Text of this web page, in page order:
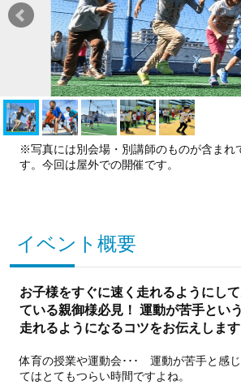
※写真には別会場・別講師のものが含まれ
す。今回は屋外での開催です。
イベント概要
お子様をすぐに速く走れるようにし
ている親御様必見！ 運動が苦手とい
走れるようになるコツをお伝えします
体育の授業や運動会･･･ 運動が苦手と感
てはとてもつらい時間ですよね。